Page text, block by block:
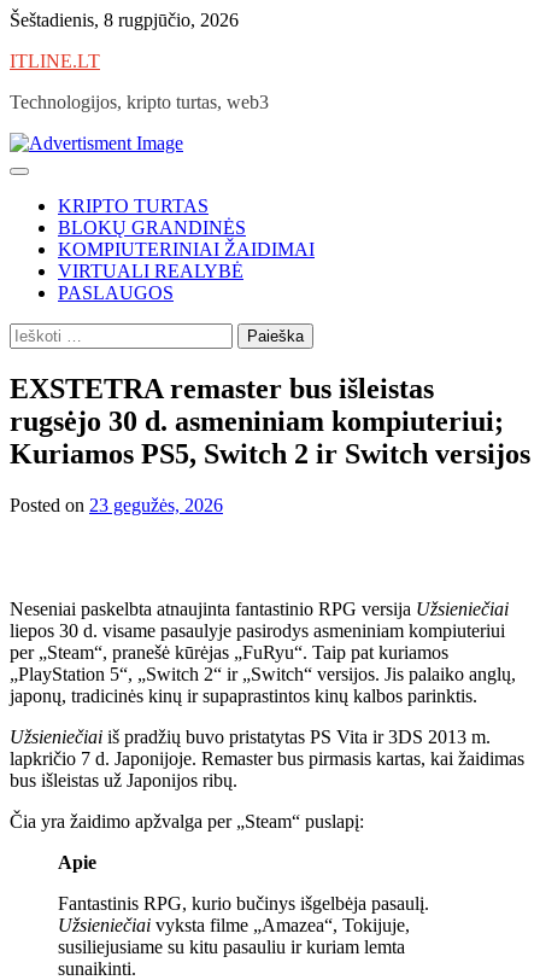
Skip
content
Šeštadienis, 8 rugpjūčio, 2026
ITLINE.LT
Technologijos, kripto turtas, web3
KRIPTO TURTAS
BLOKŲ GRANDINĖS
KOMPIUTERINIAI ŽAIDIMAI
VIRTUALI REALYBĖ
PASLAUGOS
Ieškoti:
EXSTETRA remaster bus išleistas
rugsėjo 30 d. asmeniniam kompiuteriui;
Kuriamos PS5, Switch 2 ir Switch versijos
Posted on 23 gegužės, 2026
Neseniai paskelbta atnaujinta fantastinio RPG versija Užsieniečiai
liepos 30 d. visame pasaulyje pasirodys asmeniniam kompiuteriui
per „Steam“, pranešė kūrėjas „FuRyu“. Taip pat kuriamos
„PlayStation 5“, „Switch 2“ ir „Switch“ versijos. Jis palaiko anglų,
japonų, tradicinės kinų ir supaprastintos kinų kalbos parinktis.
Užsieniečiai iš pradžių buvo pristatytas PS Vita ir 3DS 2013 m.
lapkričio 7 d. Japonijoje. Remaster bus pirmasis kartas, kai žaidimas
bus išleistas už Japonijos ribų.
Čia yra žaidimo apžvalga per „Steam“ puslapį:
Apie
Fantastinis RPG, kurio bučinys išgelbėja pasaulį.
Užsieniečiai vyksta filme „Amazea“, Tokijuje,
susiliejusiame su kitu pasauliu ir kuriam lemta
sunaikinti.